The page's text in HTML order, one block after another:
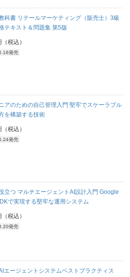
科書 リテールマーケティング（販売士）3級
テキスト＆問題集 第5版
税込）
発売
アのための自己管理入門 堅牢でスケーラブル
を構築する技術
税込）
発売
立つ マルチエージェントAI設計入門 Google
で実現する堅牢な運用システム
税込）
発売
エージェントシステムベストプラクティス